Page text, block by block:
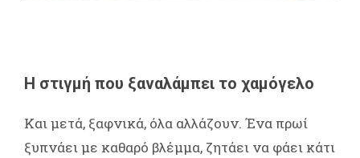
Η στιγμή που ξαναλάμπει το χαμόγελο
Και μετά, ξαφνικά, όλα αλλάζουν. Ένα πρωί
ξυπνάει με καθαρό βλέμμα, ζητάει να φάει κάτι